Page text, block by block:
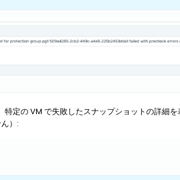
定の VM で失敗したスナップショットの詳細
）: